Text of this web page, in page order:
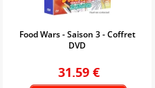
Food Wars - Saison 3 - Coffret
DVD
31.59 €